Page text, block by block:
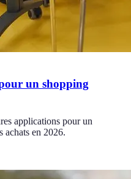
un shopping
applications pour un
achats en 2026.